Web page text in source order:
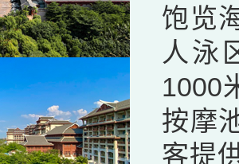
饱览
人泳
1000
按摩
客提